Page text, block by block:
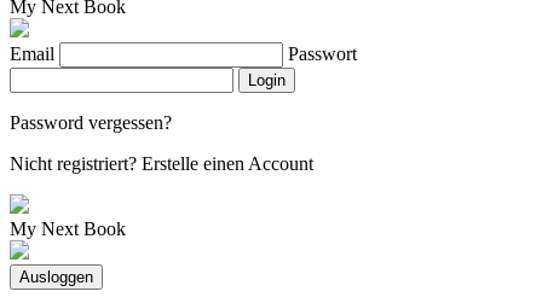
My Next Book
Email Passwort
Login
Password vergessen?
Nicht registriert? Erstelle einen Account
My Next Book
Ausloggen